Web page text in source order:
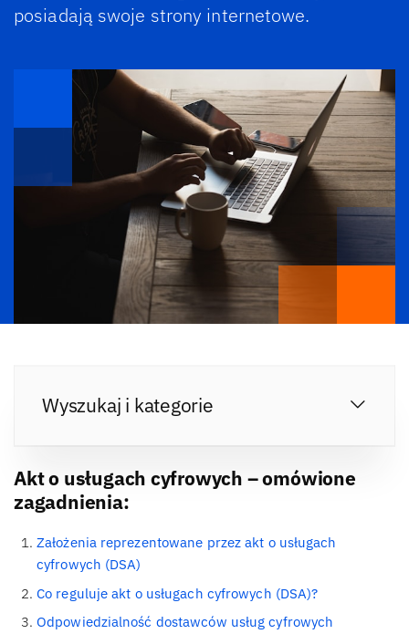
posiadają swoje strony internetowe.
Wyszukaj i kategorie
Akt o usługach cyfrowych – omówione
zagadnienia:
Założenia reprezentowane przez akt o usługach
cyfrowych (DSA)
Co reguluje akt o usługach cyfrowych (DSA)?
Odpowiedzialność dostawców usług cyfrowych